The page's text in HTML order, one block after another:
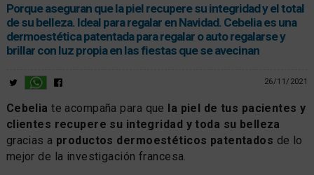
Porque aseguran que la piel recupere su integridad y el total
de su belleza. Ideal para regalar en Navidad. Cebelia es una
dermoestética patentada para regalar o auto regalarse y
brillar con luz propia en las fiestas que se avecinan
26/11/2021
Cebelia te acompaña para que la piel de tus pacientes y
clientes recupere su integridad y toda su belleza
gracias a productos dermoestéticos patentados de lo
mejor de la investigación francesa.